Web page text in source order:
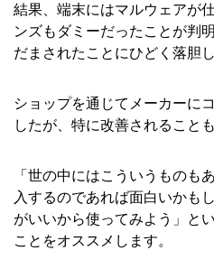
結果、端末にはマルウェアが
ンズもダミーだったことが判明
だまされたことにひどく落胆
ショップを通じてメーカーに
したが、特に改善されること
「世の中にはこういうものも
入するのであれば面白いかも
がいいから使ってみよう」と
ことをオススメします。